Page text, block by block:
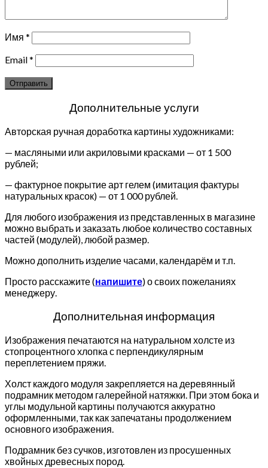
Имя *
Email*
Дополнительные услуги
Авторская ручная доработка картины художниками:
— масляными или акриловыми красками — от 1 500
рублей;
— фактурное покрытие арт гелем (имитация фактуры
натуральных красок) — от 1 000 рублей.
Для любого изображения из представленных в магазине
можно выбрать и заказать любое количество составных
частей (модулей), любой размер.
Можно дополнить изделие часами, календарём и т.п.
Просто расскажите (напишите) о своих пожеланиях
менеджеру.
Дополнительная информация
Изображения печатаются на натуральном холсте из
стопроцентного хлопка с перпендикулярным
переплетением пряжи.
Холст каждого модуля закрепляется на деревянный
подрамник методом галерейной натяжки. При этом бока и
углы модульной картины получаются аккуратно
оформленными, так как запечатаны продолжением
основного изображения.
Подрамник без сучков, изготовлен из просушенных
хвойных древесных пород.